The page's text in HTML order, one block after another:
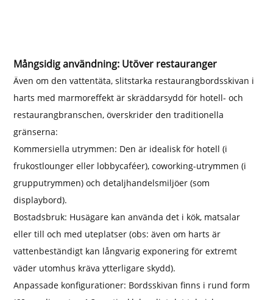
Mångsidig användning: Utöver restauranger
Även om den vattentäta, slitstarka restaurangbordsskivan i
harts med marmoreffekt är skräddarsydd för hotell- och
restaurangbranschen, överskrider den traditionella
gränserna:
Kommersiella utrymmen: Den är idealisk för hotell (i
frukostlounger eller lobbycaféer), coworking-utrymmen (i
grupputrymmen) och detaljhandelsmiljöer (som
displaybord).
Bostadsbruk: Husägare kan använda det i kök, matsalar
eller till och med uteplatser (obs: även om harts är
vattenbeständigt kan långvarig exponering för extremt
väder utomhus kräva ytterligare skydd).
Anpassade konfigurationer: Bordsskivan finns i rund form